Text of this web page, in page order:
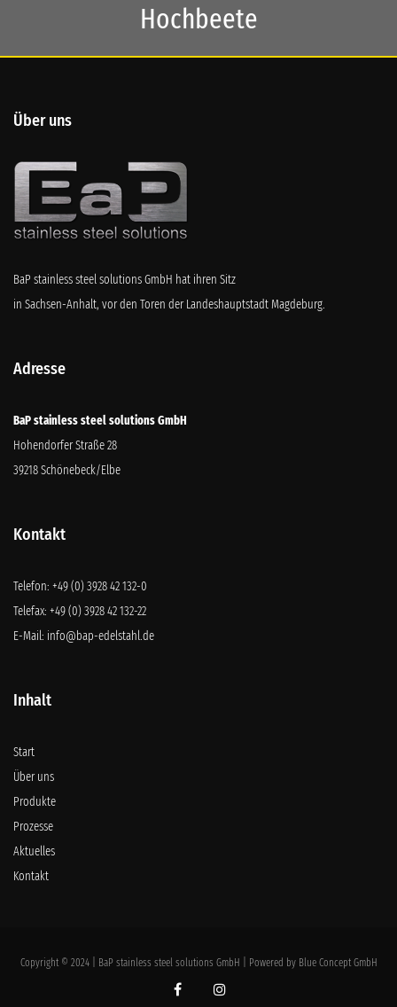
Hochbeete
Über uns
BaP stainless steel solutions GmbH hat ihren Sitz
in Sachsen-Anhalt, vor den Toren der Landeshauptstadt Magdeburg.
Adresse
BaP stainless steel solutions GmbH
Hohendorfer Straße 28
39218 Schönebeck/Elbe
Kontakt
Telefon: +49 (0) 3928 42 132-0
Telefax: +49 (0) 3928 42 132-22
E-Mail: info@bap-edelstahl.de
Inhalt
Start
Über uns
Produkte
Prozesse
Aktuelles
Kontakt
Copyright © 2024 | BaP stainless steel solutions GmbH | Powered by Blue Concept GmbH